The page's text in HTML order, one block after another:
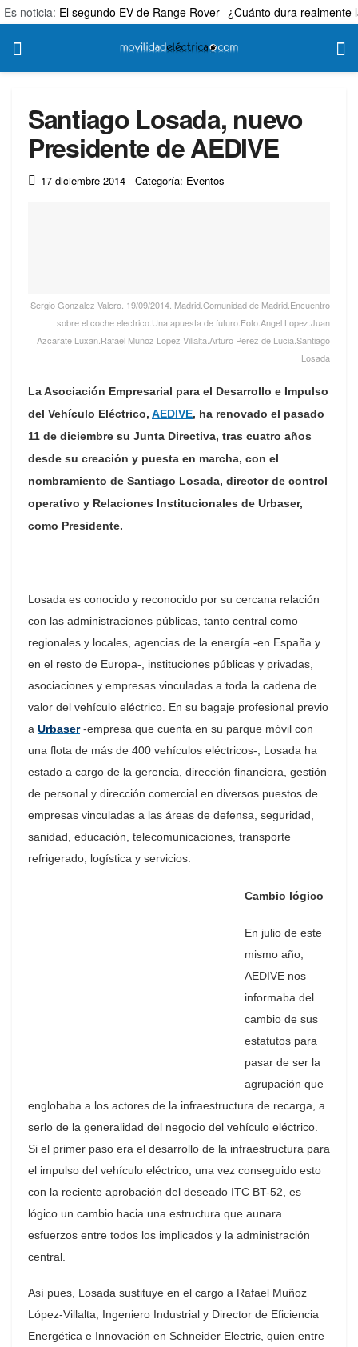
Es noticia: El segundo EV de Range Rover ¿Cuánto dura realmente
Santiago Losada, nuevo
Presidente de AEDIVE
17 diciembre 2014 - Categoría: Eventos
Sergio Gonzalez Valero. 19/09/2014. Madrid.Comunidad de Madrid.Encuentro
sobre el coche electrico.Una apuesta de futuro.Foto.Angel Lopez.Juan
Azcarate Luxan.Rafael Muñoz Lopez Villalta.Arturo Perez de Lucia.Santiago
Losada
La Asociación Empresarial para el Desarrollo e Impulso
del Vehículo Eléctrico, AEDIVE, ha renovado el pasado
11 de diciembre su Junta Directiva, tras cuatro años
desde su creación y puesta en marcha, con el
nombramiento de Santiago Losada, director de control
operativo y Relaciones Institucionales de Urbaser,
como Presidente.
Losada es conocido y reconocido por su cercana relación
con las administraciones públicas, tanto central como
regionales y locales, agencias de la energía -en España y
en el resto de Europa-, instituciones públicas y privadas,
asociaciones y empresas vinculadas a toda la cadena de
valor del vehículo eléctrico. En su bagaje profesional previo
a Urbaser-empresa que cuenta en su parque móvil con
una flota de más de 400 vehículos eléctricos-, Losada ha
estado a cargo de la gerencia, dirección financiera, gestión
de personal y dirección comercial en diversos puestos de
empresas vinculadas a las áreas de defensa, seguridad,
sanidad, educación, telecomunicaciones, transporte
refrigerado, logística y servicios.
Cambio lógico
En julio de este
mismo año,
AEDIVE nos
informaba del
cambio de sus
estatutos para
pasar de ser la
agrupación que
englobaba a los actores de la infraestructura de recarga, a
serlo de la generalidad del negocio del vehículo eléctrico.
Si el primer paso era el desarrollo de la infraestructura para
el impulso del vehículo eléctrico, una vez conseguido esto
con la reciente aprobación del deseado ITC BT-52, es
lógico un cambio hacia una estructura que aunara
esfuerzos entre todos los implicados y la administración
central.
Así pues, Losada sustituye en el cargo a Rafael Muñoz
López-Villalta, Ingeniero Industrial y Director de Eficiencia
Energética e Innovación en Schneider Electric, quien entre